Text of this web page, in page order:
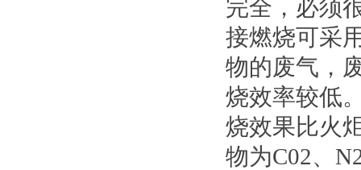
完全，必须
接燃烧可采
物的废气，
烧效率较低
烧效果比火
物为C02、